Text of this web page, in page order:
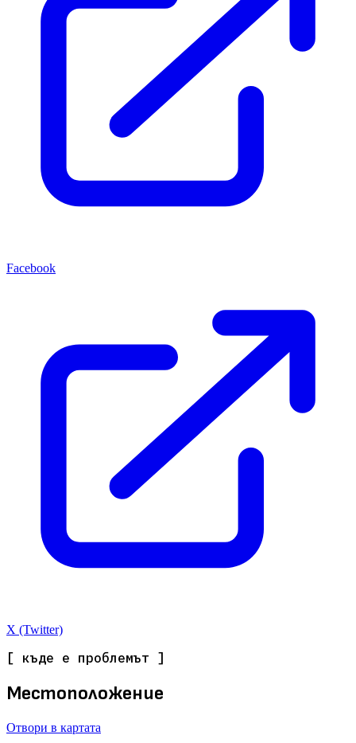
Facebook
X (Twitter)
[ къде е проблемът ]
Местоположение
Отвори в картата